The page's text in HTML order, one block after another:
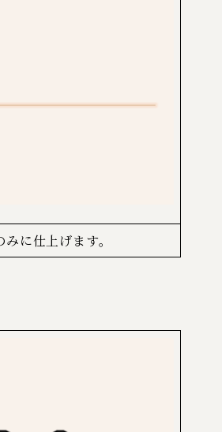
に仕上げます。